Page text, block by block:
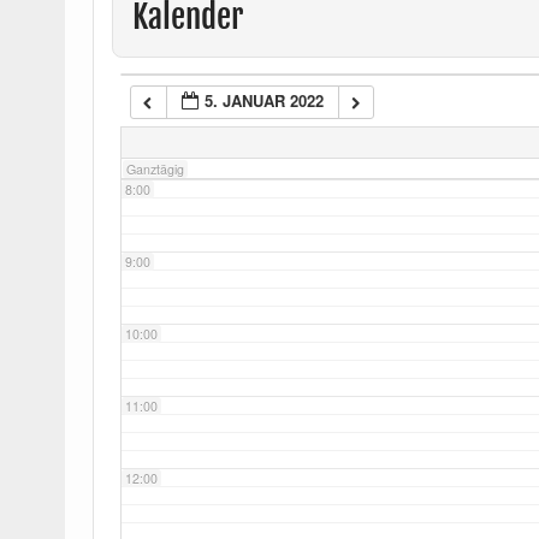
Kalender
5. JANUAR 2022
Ganztägig
7:00
8:00
9:00
10:00
11:00
12:00